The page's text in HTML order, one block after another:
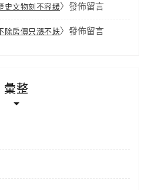
史文物刻不容緩〉發佈留言
除房價只漲不跌〉發佈留言
彙整